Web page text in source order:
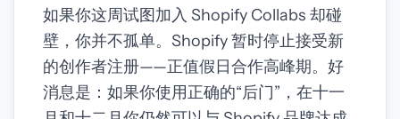
如果你这周试图加入 Shopify Collabs 却碰
壁，你并不孤单。Shopify 暂时停止接受新
的创作者注册——正值假日合作高峰期。好
消息是：如果你使用正确的“后门”，在十一